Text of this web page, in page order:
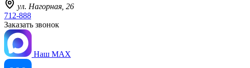
ул. Нагорная, 26
712-888
Заказать звонок
Наш MAX